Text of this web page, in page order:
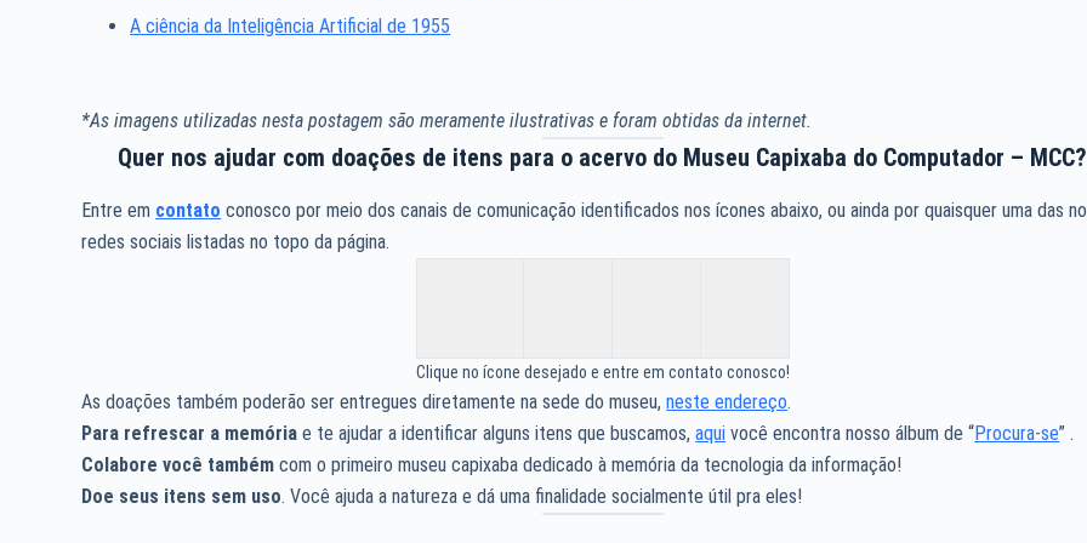
A ciência da Inteligência Artificial de 1955
*As imagens utilizadas nesta postagem são meramente ilustrativas e foram obtidas da internet.
Quer nos ajudar com doações de itens para o acervo do Museu Capixaba do Computador – MCC?
Entre em contato conosco por meio dos canais de comunicação identificados nos ícones abaixo, ou ainda por quaisquer uma das
redes sociais listadas no topo da página.
Clique no ícone desejado e entre em contato conosco!
As doações também poderão ser entregues diretamente na sede do museu,neste endereço.
Para refrescar a memória e te ajudar a identificar alguns itens que buscamos,aqui você encontra nosso álbum de “Procura-se” .
Colabore você também com o primeiro museu capixaba dedicado à memória da tecnologia da informação!
Doe seus itens sem uso. Você ajuda a natureza e dá uma finalidade socialmente útil pra eles!